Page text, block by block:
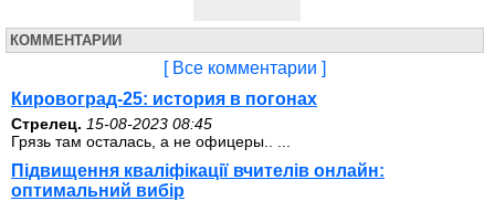
КОММЕНТАРИИ
[ Все комментарии ]
Кировоград-25: история в погонах
Стрелец. 15-08-2023 08:45
Грязь там осталась, а не офицеры.. ...
Підвищення кваліфікації вчителів онлайн:
оптимальний вибір